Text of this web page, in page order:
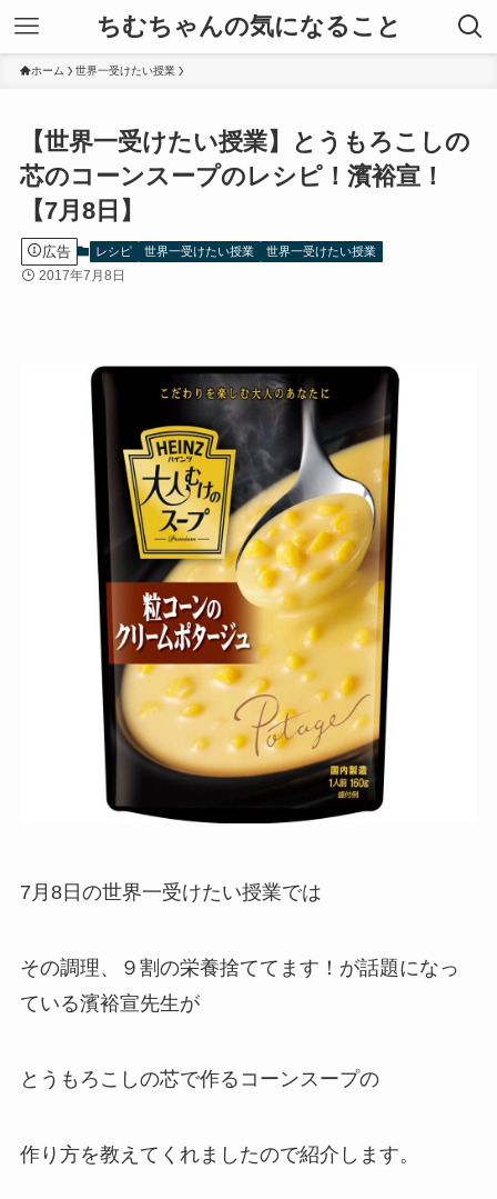
ちむちゃんの気になること
ホーム 世界一受けたい授業
【世界一受けたい授業】とうもろこしの
芯のコーンスープのレシピ！濱裕宣！
【7月8日】
広告 レシピ 世界一受けたい授業 世界一受けたい授業
2017年7月8日
7月8日の世界一受けたい授業では
その調理、９割の栄養捨ててます！が話題になっ
ている濱裕宣先生が
とうもろこしの芯で作るコーンスープの
作り方を教えてくれましたので紹介します。